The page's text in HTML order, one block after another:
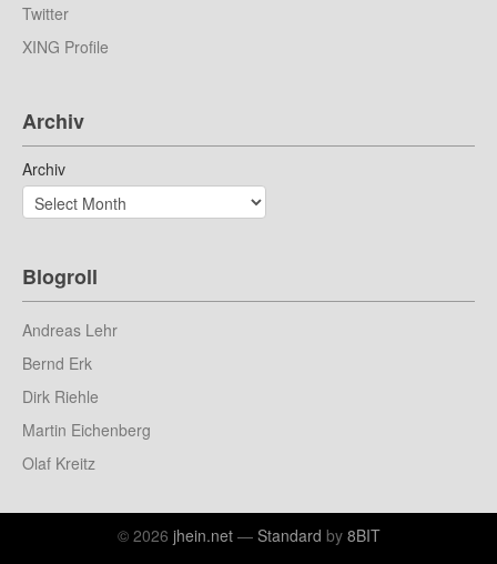
Twitter
XING Profile
Archiv
Archiv
Blogroll
Andreas Lehr
Bernd Erk
Dirk Riehle
Martin Eichenberg
Olaf Kreitz
© 2026 jhein.net— Standard by 8BIT